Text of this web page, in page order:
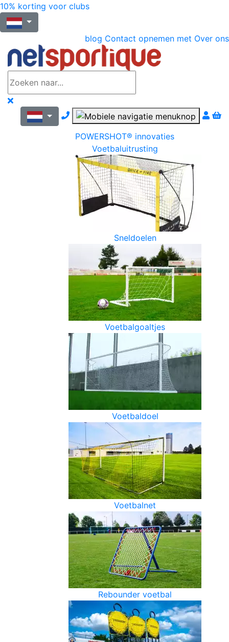
10% korting voor clubs
blog Contact opnemen met Over ons
Nous contacter par téléphone
POWERSHOT® innovaties
Voetbaluitrusting
Sneldoelen
Voetbalgoaltjes
Voetbaldoel
Voetbalnet
Rebounder voetbal